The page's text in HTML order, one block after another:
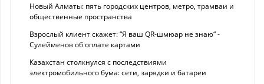
Новый Алматы: пять городских центров, метро, трамваи и
общественные пространства
Взрослый клиент скажет: “Я ваш QR-шмюар не знаю“ -
Сулейменов об оплате картами
Казахстан столкнулся с последствиями
электромобильного бума: сети, зарядки и батареи